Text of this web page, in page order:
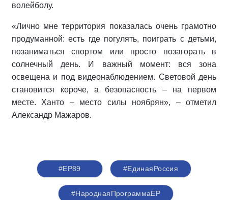
волейболу.
«Лично мне территория показалась очень грамотно
продуманной: есть где погулять, поиграть с детьми,
позаниматься спортом или просто позагорать в
солнечный день. И важный момент: вся зона
освещена и под видеонаблюдением. Световой день
становится короче, а безопасность – на первом
месте. Ханто – место силы ноябрян», – отметил
Александр Мажаров.
#ЕР89 #‎ЕдинаяРоссия
#НароднаяПрограммаЕР